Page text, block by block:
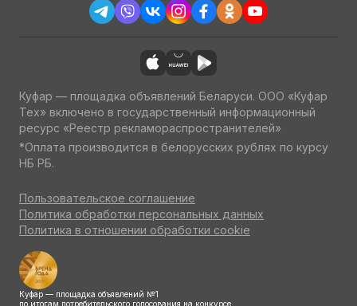
Куфар — площадка объявлений Беларуси. ООО «Куфар
Тех» включено в государственный информационный
ресурс «Реестр рекламораспространителей»
*Оплата производится в белорусских рублях по курсу
НБ РБ.
Пользовательское соглашение
Политика обработки персональных данных
Политика в отношении обработки cookie
Куфар — площадка объявлений №1
по итогам потребительского голосования на конкурсе